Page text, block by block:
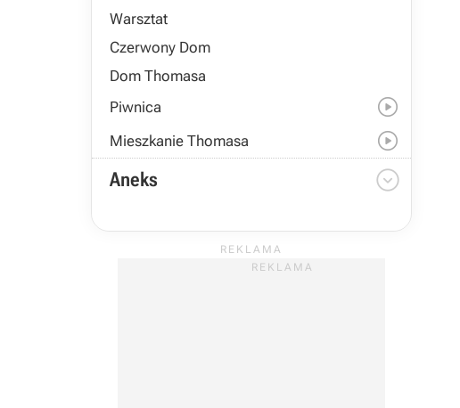
Warsztat
Czerwony Dom
Dom Thomasa
Piwnica

Mieszkanie Thomasa 
Aneks 